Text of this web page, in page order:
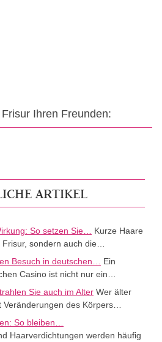
Ihren Freunden:
ARTIKEL
So setzen Sie…
Kurze Haare
sondern auch die…
Besuch in deutschen…
Ein
Casino ist nicht nur ein…
Sie auch im Alter Wer älter
des Körpers…
So bleiben…
Haarverdichtungen werden häufig